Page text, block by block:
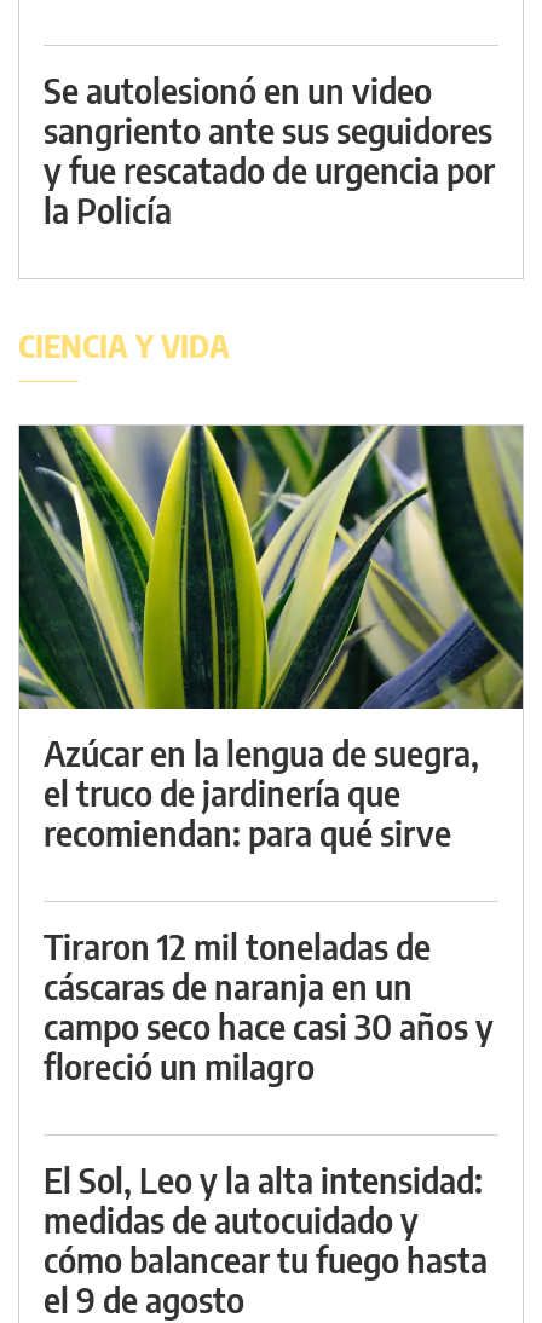
Se autolesionó en un video
sangriento ante sus seguidores
y fue rescatado de urgencia por
la Policía
CIENCIA Y VIDA
Azúcar en la lengua de suegra,
el truco de jardinería que
recomiendan: para qué sirve
Tiraron 12 mil toneladas de
cáscaras de naranja en un
campo seco hace casi 30 años y
floreció un milagro
El Sol, Leo y la alta intensidad:
medidas de autocuidado y
cómo balancear tu fuego hasta
el 9 de agosto